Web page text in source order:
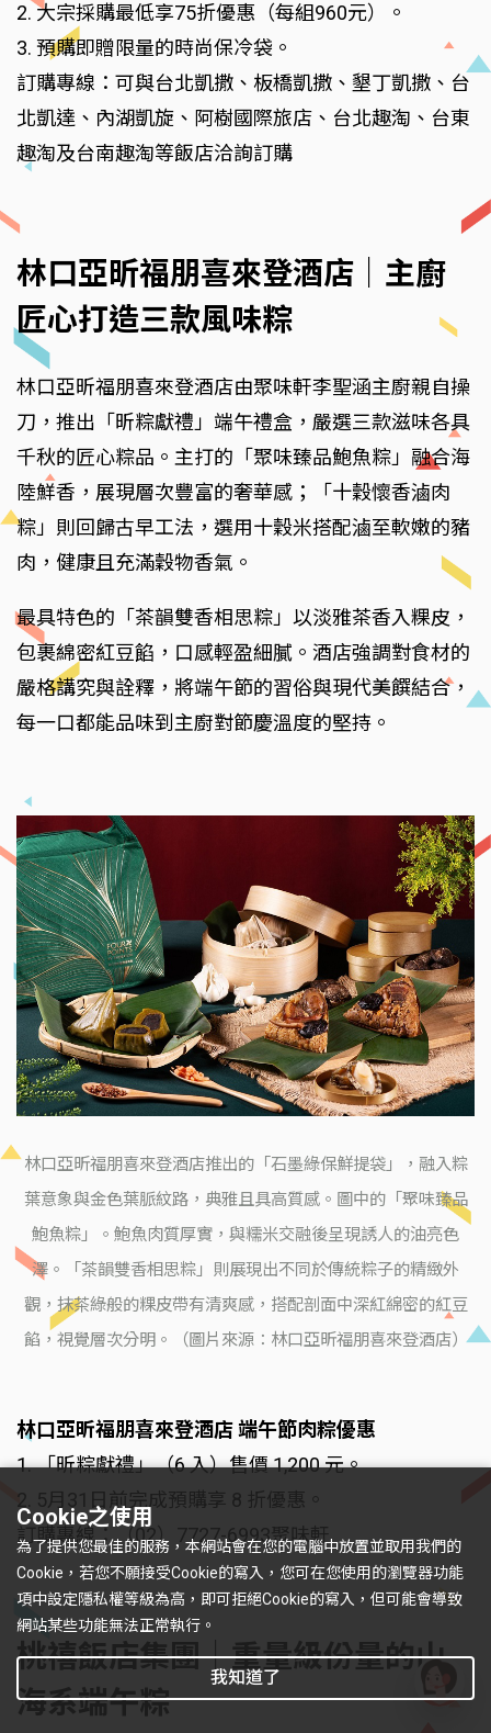
2. 大宗採購最低享75折優惠（每組960元）。
3. 預購即贈限量的時尚保冷袋。
訂購專線：可與台北凱撒、板橋凱撒、墾丁凱撒、台
北凱達、內湖凱旋、阿樹國際旅店、台北趣淘、台東
趣淘及台南趣淘等飯店洽詢訂購
林口亞昕福朋喜來登酒店｜主廚
匠心打造三款風味粽
林口亞昕福朋喜來登酒店由聚味軒李聖涵主廚親自操
刀，推出「昕粽獻禮」端午禮盒，嚴選三款滋味各具
千秋的匠心粽品。主打的「聚味臻品鮑魚粽」融合海
陸鮮香，展現層次豐富的奢華感；「十穀懷香滷肉
粽」則回歸古早工法，選用十穀米搭配滷至軟嫩的豬
肉，健康且充滿穀物香氣。
最具特色的「茶韻雙香相思粽」以淡雅茶香入粿皮，
包裹綿密紅豆餡，口感輕盈細膩。酒店強調對食材的
嚴格講究與詮釋，將端午節的習俗與現代美饌結合，
每一口都能品味到主廚對節慶溫度的堅持。
林口亞昕福朋喜來登酒店推出的「石墨綠保鮮提袋」，融入粽
葉意象與金色葉脈紋路，典雅且具高質感。圖中的「聚味臻品
鮑魚粽」。鮑魚肉質厚實，與糯米交融後呈現誘人的油亮色
澤。「茶韻雙香相思粽」則展現出不同於傳統粽子的精緻外
觀，抹茶綠般的粿皮帶有清爽感，搭配剖面中深紅綿密的紅豆
餡，視覺層次分明。（圖片來源：林口亞昕福朋喜來登酒店）
林口亞昕福朋喜來登酒店 端午節肉粽優惠
1. 「昕粽獻禮」（6 入）售價 1,200 元。
2. 5月31日前完成預購享 8 折優惠。
訂購專線：（02）7727-6993聚味軒
桃禧飯店集團｜重量級份量的山
海系端午粽
Cookie之使用
為了提供您最佳的服務，本網站會在您的電腦中放置並取用我們的
Cookie，若您不願接受Cookie的寫入，您可在您使用的瀏覽器功能
項中設定隱私權等級為高，即可拒絕Cookie的寫入，但可能會導致
網站某些功能無法正常執行。
我知道了